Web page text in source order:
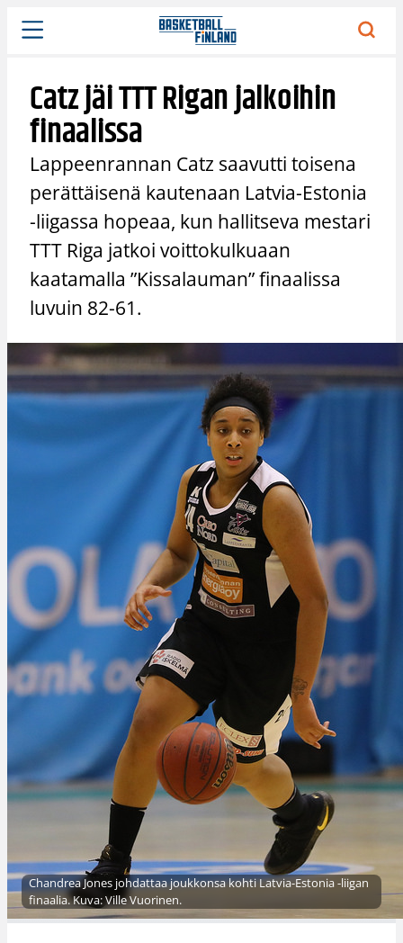
Siirry
sisältöön
Catz jäi TTT Rigan jalkoihin
finaalissa
Lappeenrannan Catz saavutti toisena
perättäisenä kautenaan Latvia-Estonia
-liigassa hopeaa, kun hallitseva mestari
TTT Riga jatkoi voittokulkuaan
kaatamalla ”Kissalauman” finaalissa
luvuin 82-61.
Chandrea Jones johdattaa joukkonsa kohti Latvia-Estonia -liigan
finaalia. Kuva: Ville Vuorinen.